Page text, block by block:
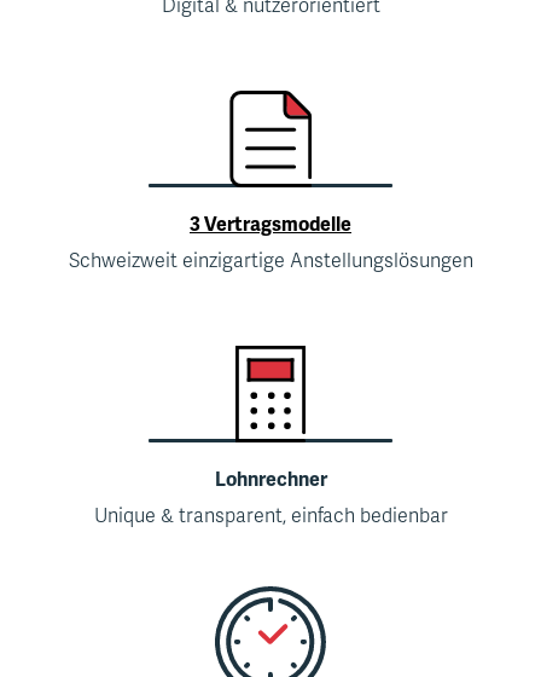
Digital & nutzerorientiert
3 Vertragsmodelle
Schweizweit einzigartige Anstellungslösungen
Lohnrechner
Unique & transparent, einfach bedienbar